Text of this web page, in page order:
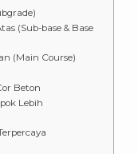
(Sub-base & Base
(Main Course)
Beton
Lebih